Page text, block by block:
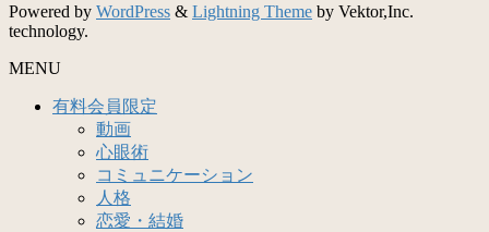
Powered by WordPress & Lightning Theme by Vektor,Inc.
technology.
MENU
有料会員限定
動画
心眼術
コミュニケーション
人格
恋愛・結婚